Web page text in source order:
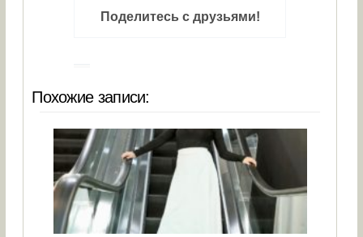
Поделитесь с друзьями!
Похожие записи: